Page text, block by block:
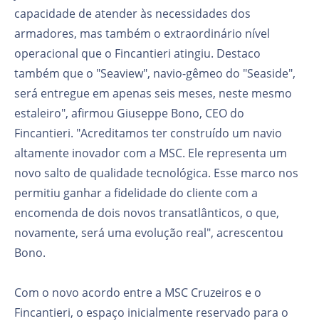
capacidade de atender às necessidades dos
armadores, mas também o extraordinário nível
operacional que o Fincantieri atingiu. Destaco
também que o "Seaview", navio-gêmeo do "Seaside",
será entregue em apenas seis meses, neste mesmo
estaleiro", afirmou Giuseppe Bono, CEO do
Fincantieri. "Acreditamos ter construído um navio
altamente inovador com a MSC. Ele representa um
novo salto de qualidade tecnológica. Esse marco nos
permitiu ganhar a fidelidade do cliente com a
encomenda de dois novos transatlânticos, o que,
novamente, será uma evolução real", acrescentou
Bono.
Com o novo acordo entre a MSC Cruzeiros e o
Fincantieri, o espaço inicialmente reservado para o